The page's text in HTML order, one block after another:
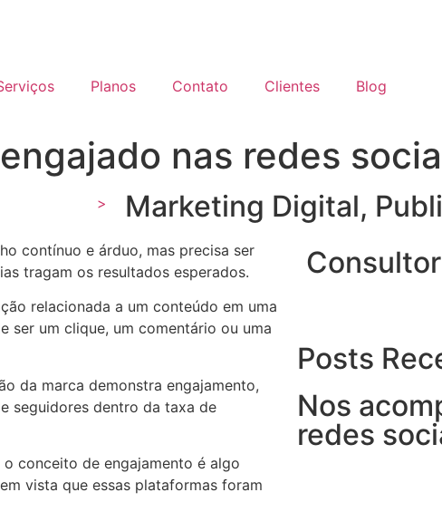
Planos Contato Clientes Blog
nas redes
> Marketing Digital,
contínuo e árduo, mas precisa ser
tragam os resultados esperados.
relacionada a um conteúdo em uma
ser um clique, um comentário ou uma
da marca demonstra engajamento,
seguidores dentro da taxa de
conceito de engajamento é algo
vista que essas plataformas foram
Posts
Nos
redes